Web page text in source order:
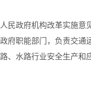
政府机构改革实施意
府职能部门，负责交
、水路行业安全生产